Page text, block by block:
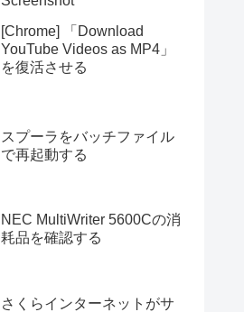
[Chrome] 「Download
YouTube Videos as MP4」
を復活させる
スプーラをバッチファイル
で再起動する
NEC MultiWriter 5600Cの消
耗品を確認する
さくらインターネットがサ